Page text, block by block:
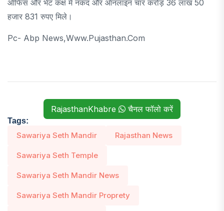
ऑफिस और भेंट कक्ष में नकद और ऑनलाइन चार करोड़ 36 लाख 50
हजार 831 रुपए मिले।
Pc- Abp News,www.pujasthan.com
RajasthanKhabre चैनल फॉलो करें
Tags:
Sawariya Seth Mandir Rajasthan News
Sawariya Seth Temple
Sawariya Seth Mandir News
Sawariya Seth Mandir Proprety